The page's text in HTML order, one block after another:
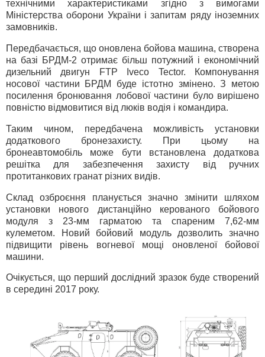
технічними характеристиками згідно з вимогами
Міністерства оборони України і запитам ряду іноземних
замовників.
Передбачається, що оновлена бойова машина, створена
на базі БРДМ-2 отримає більш потужний і економічний
дизельний двигун FTP Iveco Tector. Компонування
носової частини БРДМ буде істотно змінено. З метою
посилення бронювання лобової частини було вирішено
повністю відмовитися від люків водія і командира.
Таким чином, передбачена можливість установки
додаткового бронезахисту. При цьому на
бронеавтомобіль може бути встановлена додаткова
решітка для забезпечення захисту від ручних
протитанкових гранат різних видів.
Склад озброєння планується значно змінити шляхом
установки нового дистанційно керованого бойового
модуля з 23-мм гарматою та спареним 7,62-мм
кулеметом. Новий бойовий модуль дозволить значно
підвищити рівень вогневої мощі оновленої бойової
машини.
Очікується, що перший дослідний зразок буде створений
в середині 2017 року.